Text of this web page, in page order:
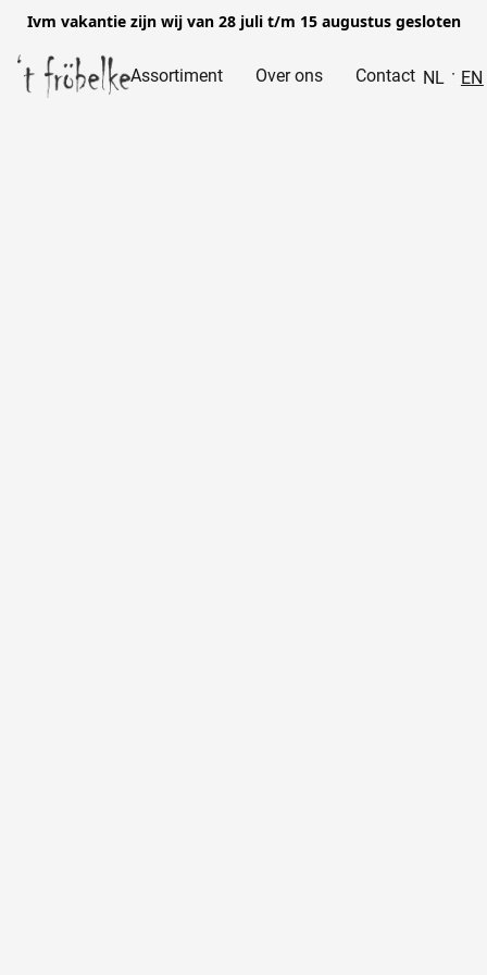
Ivm vakantie zijn wij van 28 juli t/m 15 augustus gesloten
Assortiment Over ons Contact NL EN